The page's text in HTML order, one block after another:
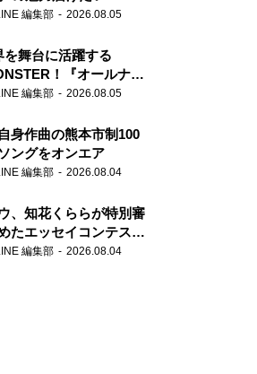
編集部 2026.08.05
を舞台に活躍する
！『オールナイ
PODCAST』月替わり
編集部 2026.08.05
身作曲の熊本市制100
ングをオンエア
編集部 2026.08.04
、知花くららが特別審
たエッセイコンテスト
「#いまあなたに伝え
編集部 2026.08.04